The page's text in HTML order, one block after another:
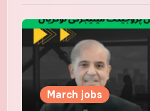
March jobs